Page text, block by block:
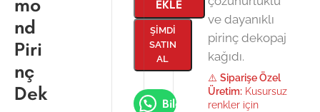
mo
nd
Piri
nç
Dek
EKLE
ŞIMDI
SATIN
AL
Bilgi Al
ve dayanıklı
pirinç dekopaj
kağıdı.
⚠️ Siparişe Özel
Üretim:Kusursuz
renkler için